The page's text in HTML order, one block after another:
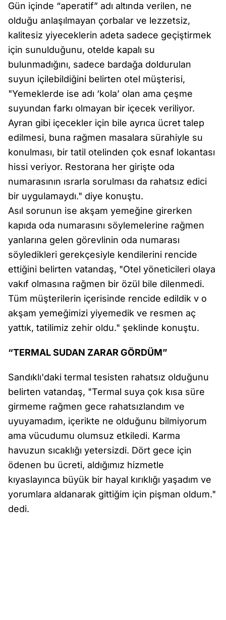
Gün içinde “aperatif” adı altında verilen, ne
olduğu anlaşılmayan çorbalar ve lezzetsiz,
kalitesiz yiyeceklerin adeta sadece geçiştirmek
için sunulduğunu, otelde kapalı su
bulunmadığını, sadece bardağa doldurulan
suyun içilebildiğini belirten otel müşterisi,
"Yemeklerde ise adı ‘kola’ olan ama çeşme
suyundan farkı olmayan bir içecek veriliyor.
Ayran gibi içecekler için bile ayrıca ücret talep
edilmesi, buna rağmen masalara sürahiyle su
konulması, bir tatil otelinden çok esnaf lokantası
hissi veriyor. Restorana her girişte oda
numarasının ısrarla sorulması da rahatsız edici
bir uygulamaydı." diye konuştu.
Asıl sorunun ise akşam yemeğine girerken
kapıda oda numarasını söylemelerine rağmen
yanlarına gelen görevlinin oda numarası
söyledikleri gerekçesiyle kendilerini rencide
ettiğini belirten vatandaş, "Otel yöneticileri olaya
vakıf olmasına rağmen bir özül bile dilenmedi.
Tüm müşterilerin içerisinde rencide edildik v o
akşam yemeğimizi yiyemedik ve resmen aç
yattık, tatilimiz zehir oldu." şeklinde konuştu.
“TERMAL SUDAN ZARAR GÖRDÜM”
Sandıklı'daki termal tesisten rahatsız olduğunu
belirten vatandaş, "Termal suya çok kısa süre
girmeme rağmen gece rahatsızlandım ve
uyuyamadım, içerikte ne olduğunu bilmiyorum
ama vücudumu olumsuz etkiledi. Karma
havuzun sıcaklığı yetersizdi. Dört gece için
ödenen bu ücreti, aldığımız hizmetle
kıyaslayınca büyük bir hayal kırıklığı yaşadım ve
yorumlara aldanarak gittiğim için pişman oldum."
dedi.